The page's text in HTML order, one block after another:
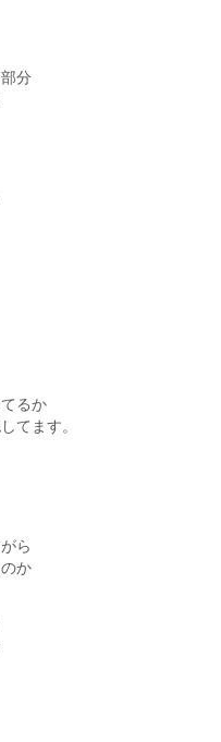
分
るか
てます。
ら
か